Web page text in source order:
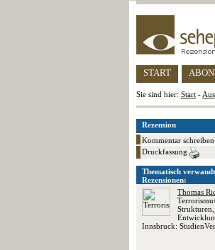
START
Sie sind hier: Start -
Rezension
Kommentar schreiben
Druckfassung
Thematisch
Rezensionen:
Thomas
Strukturen,
Innsbruck: